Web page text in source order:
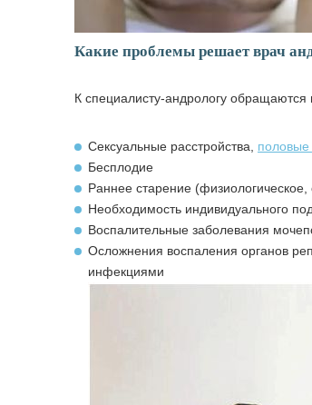
Какие проблемы решает врач
К специалисту-андрологу
Сексуальные расстройства,
Бесплодие
Раннее старение (физиологическое,
Необходимость индивидуального
Воспалительные заболевания
Осложнения воспаления органов
инфекциями